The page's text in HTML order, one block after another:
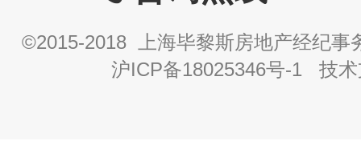
©2015-2018 上海毕黎斯房地产经纪事
沪ICP备18025346号-1 技术